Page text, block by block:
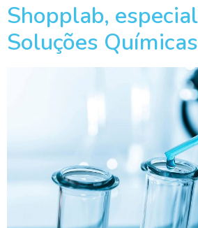
Shopplab,
Soluções Químicas